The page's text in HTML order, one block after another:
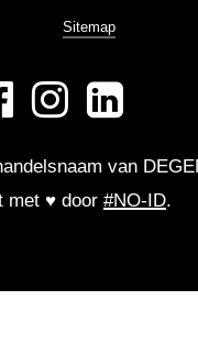
Sitemap
van
met ♥ door #NO-ID.